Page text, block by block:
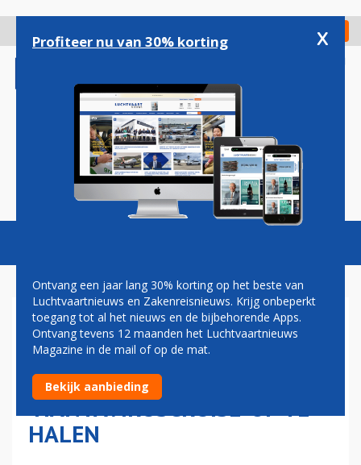
gaan
Check in
Magazine Podcasts Vacatures
NEDERLANDS VLIEGTUIG
NAAR TENERIFE OM
PASSAGIERS
'HANTAVIRUSCRUISE' OP TE
HALEN
Profiteer nu van 30% korting x
Ontvang een jaar lang 30% korting op het beste van
Luchtvaartnieuws en Zakenreisnieuws. Krijg onbeperkt
toegang tot al het nieuws en de bijbehorende Apps.
Ontvang tevens 12 maanden het Luchtvaartnieuws
Magazine in de mail of op de mat.
Bekijk aanbieding